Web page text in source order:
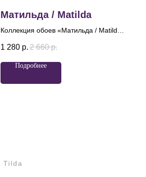
Матильда / Matilda
Коллекция обоев «Матильда / Matilda»
именем легендарной балерины. Эти
обои с роскошным дамаском
привлекают внимание утонченной
эстетикой, где центральные розетки,
1 280 р. 2 660 р.
Подробнее
Tilda